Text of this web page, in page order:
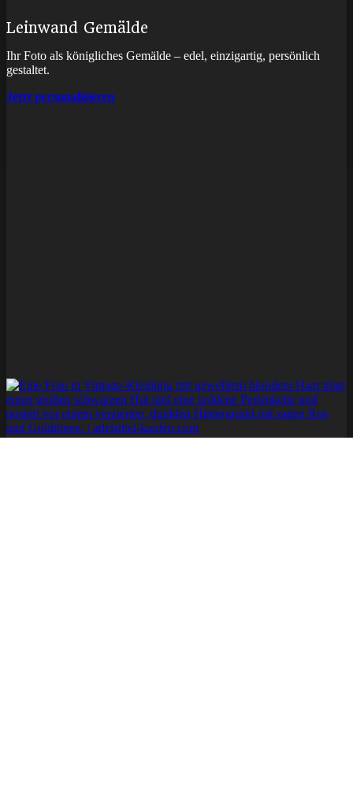
Leinwand Gemälde
Ihr Foto als königliches Gemälde – edel, einzigartig, persönlich
gestaltet.
Jetzt personalisieren